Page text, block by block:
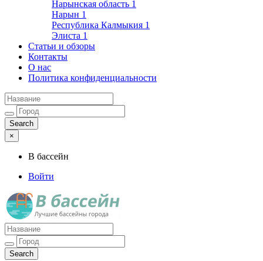
Нарынская область 1
Нарын 1
Республика Калмыкия 1
Элиста 1
Статьи и обзоры
Контакты
О нас
Политика конфиденциальности
×
В бассейн
Войти
Лучшие бассейны города